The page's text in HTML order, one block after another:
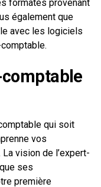
formatés provenant
également que
avec les logiciels
comptable
qui soit
vos
vision de l’expert-
ses
première